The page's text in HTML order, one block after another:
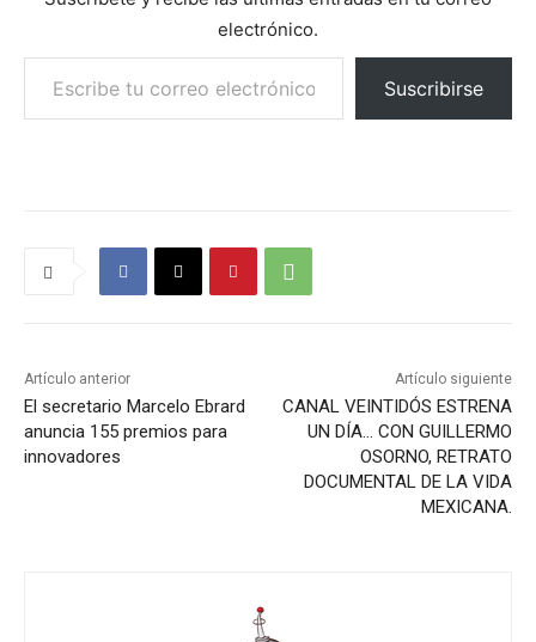
electrónico.
Escribe tu correo electrónico…
Suscribirse
Artículo anterior
El secretario Marcelo Ebrard
anuncia 155 premios para
innovadores
Artículo siguiente
CANAL VEINTIDÓS ESTRENA
UN DÍA… CON GUILLERMO
OSORNO, RETRATO
DOCUMENTAL DE LA VIDA
MEXICANA.